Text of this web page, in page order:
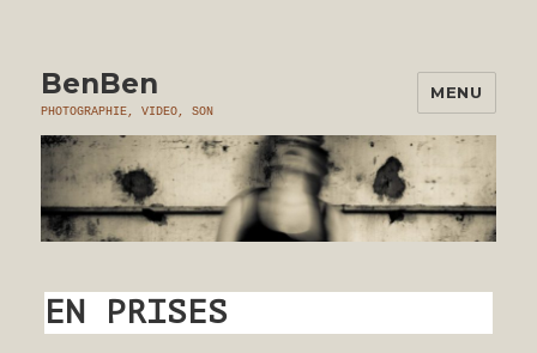
BenBen
PHOTOGRAPHIE, VIDEO, SON
MENU
EN PRISES